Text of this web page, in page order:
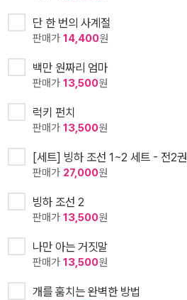
단 한 번의 사계절
판매가 14,400원
백만 원짜리 엄마
판매가 13,500원
럭키 펀치
판매가 13,500원
[세트] 빙하 조선 1~2 세트 - 전2권
판매가 27,000원
빙하 조선 2
판매가 13,500원
나만 아는 거짓말
판매가 13,500원
개를 훔치는 완벽한 방법